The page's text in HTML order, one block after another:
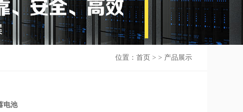
位置： 首页 > > 产品展示
电池